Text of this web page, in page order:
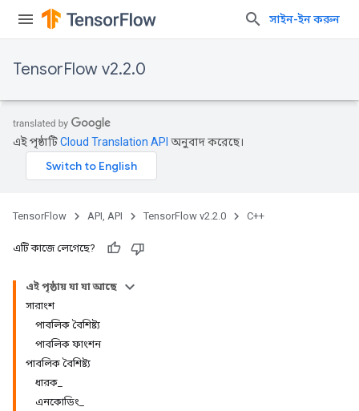
সাইন-ইন করুন
TensorFlow v2.2.0
এই পৃষ্ঠাটিCloud Translation API অনুবাদ করেছে।
TensorFlow API, API TensorFlow v2.2.0 C++
এটি কাজে লেগেছে?
এই পৃষ্ঠায় যা যা আছে
সারাংশ
পাবলিক বৈশিষ্ট্য
পাবলিক ফাংশন
পাবলিক বৈশিষ্ট্য
ধারক_
এনকোডিং_